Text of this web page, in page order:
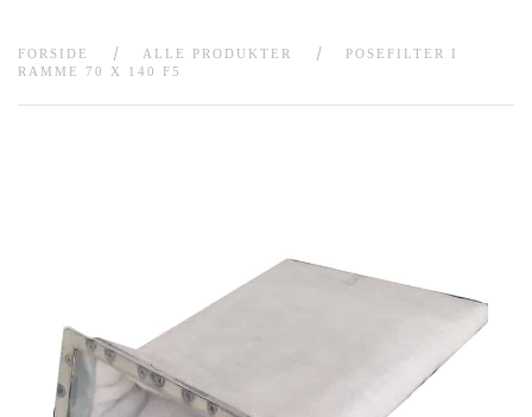
FORSIDE ALLE PRODUKTER
POSEFILTER I
RAMME 70 X 140 F5